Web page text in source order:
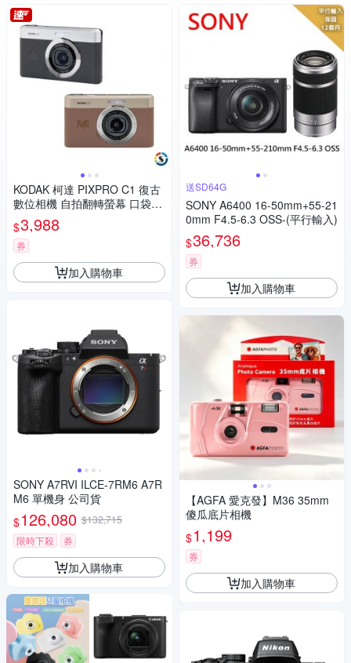
KODAK 柯達 PIXPRO C1 復古
數位相機 自拍翻轉螢幕 口袋型
相機 原廠公司貨-黑色-福利品
$3,988
券
加入購物車
SONY A7RVI ILCE-7RM6 A7R
M6 單機身 公司貨
$126,080 $132,715
限時下殺
券
加入購物車
送SD64G
SONY A6400 16-50mm+55-21
0mm F4.5-6.3 OSS-(平行輸入)
$36,736
券
加入購物車
【AGFA 愛克發】M36 35mm
傻瓜底片相機
$1,199
券
加入購物車